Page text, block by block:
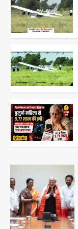
3
4
5
1